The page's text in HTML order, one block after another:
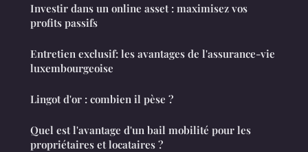
Investir dans un online asset : maximisez vos
profits passifs
Entretien exclusif: les avantages de l'assurance-vie
luxembourgeoise
Lingot d'or : combien il pèse ?
Quel est l'avantage d'un bail mobilité pour les
propriétaires et locataires ?